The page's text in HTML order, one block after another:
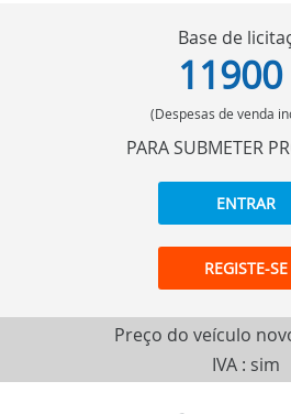
Base de
(Despesas de venda
PARA SUBMETER
ENTRAR
REGISTE-SE
Preço do veículo
IVA : sim